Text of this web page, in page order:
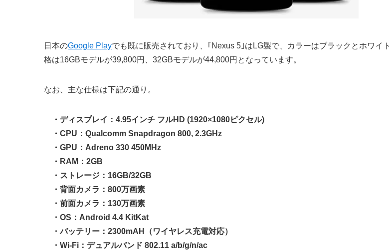
日本のGoogle Playでも既に販売されており、｢Nexus 5｣はLG製で、カラーはブラックとホワイ
格は16GBモデルが39,800円、32GBモデルが44,800円となっています。
なお、主な仕様は下記の通り。
・ディスプレイ：4.95インチ フルHD (1920×1080ピクセル)
・CPU：Qualcomm Snapdragon 800, 2.3GHz
・GPU：Adreno 330 450MHz
・RAM：2GB
・ストレージ：16GB/32GB
・背面カメラ：800万画素
・前面カメラ：130万画素
・OS：Android 4.4 KitKat
・バッテリー：2300mAH（ワイヤレス充電対応）
・Wi-Fi：デュアルバンド 802.11 a/b/g/n/ac